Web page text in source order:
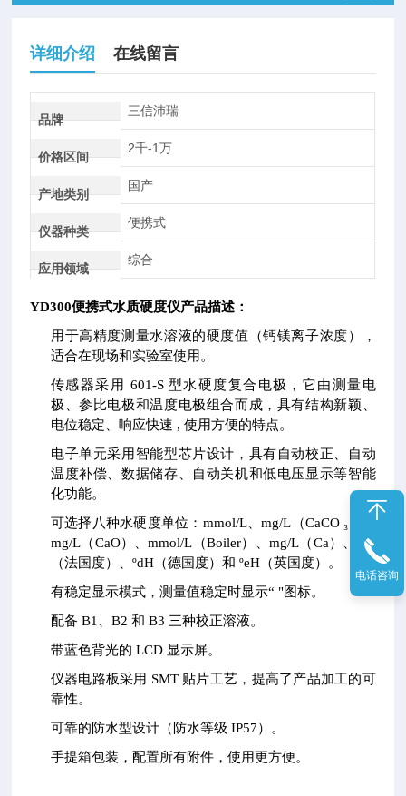
详细介绍 在线留言
品牌
三信沛瑞
价格区间
2千-1万
产地类别
国产
仪器种类
便携式
应用领域
综合
YD300便携式水质硬度仪产品描述：
用于高精度测量水溶液的硬度值（钙镁离子浓度），
适合在现场和实验室使用。
传感器采用 601-S 型水硬度复合电极，它由测量电
极、参比电极和温度电极组合而成，具有结构新颖、
电位稳定、响应快速 , 使用方便的特点。
电子单元采用智能型芯片设计，具有自动校正、自动
温度补偿、数据储存、自动关机和低电压显示等智能
化功能。
可选择八种水硬度单位：mmol/L、mg/L（CaCO ₃）、
mg/L（CaO）、mmol/L（Boiler）、mg/L（Ca）、ºfH
（法国度）、ºdH（德国度）和 ºeH（英国度）。
有稳定显示模式，测量值稳定时显示“ "图标。
配备 B1、B2 和 B3 三种校正溶液。
带蓝色背光的 LCD 显示屏。
仪器电路板采用 SMT 贴片工艺，提高了产品加工的可
靠性。
可靠的防水型设计（防水等级 IP57）。
手提箱包装，配置所有附件，使用更方便。
电话咨询